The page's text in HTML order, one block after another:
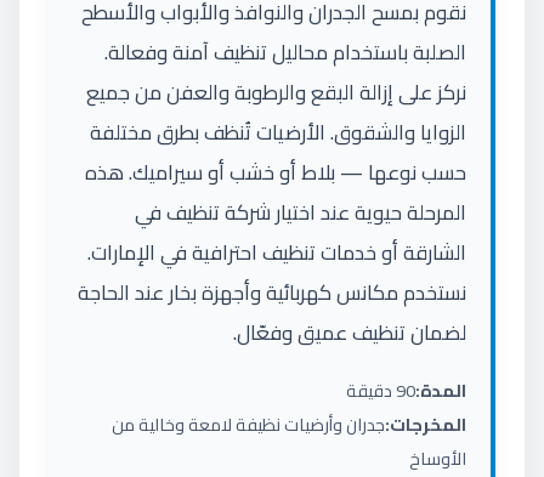
نقوم بمسح الجدران والنوافذ والأبواب والأسطح
الصلبة باستخدام محاليل تنظيف آمنة وفعالة.
نركز على إزالة البقع والرطوبة والعفن من جميع
الزوايا والشقوق. الأرضيات تُنظف بطرق مختلفة
حسب نوعها — بلاط أو خشب أو سيراميك. هذه
المرحلة حيوية عند اختيار شركة تنظيف في
الشارقة أو خدمات تنظيف احترافية في الإمارات.
نستخدم مكانس كهربائية وأجهزة بخار عند الحاجة
لضمان تنظيف عميق وفعّال.
المدة:90 دقيقة
المخرجات:جدران وأرضيات نظيفة لامعة وخالية من
الأوساخ